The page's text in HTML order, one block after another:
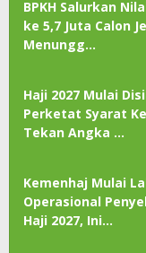
BPKH Salurkan
ke 5,7 Juta Calon
Menungg…
Haji 2027 Mulai
Perketat Syarat
Tekan Angka …
Kemenhaj Mulai
Operasional
Haji 2027, Ini…